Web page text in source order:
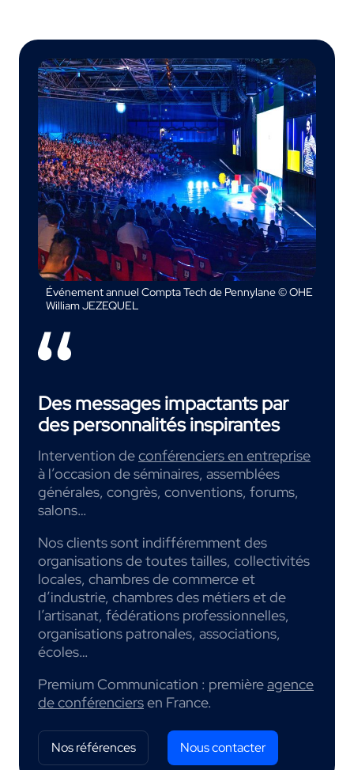
Événement annuel Compta Tech de Pennylane © OHE
William JEZEQUEL
Des messages impactants par
des personnalités inspirantes
Intervention deconférenciers en entreprise
à l’occasion de séminaires, assemblées
générales, congrès, conventions, forums,
salons…
Nos clients sont indifféremment des
organisations de toutes tailles, collectivités
locales, chambres de commerce et
d’industrie, chambres des métiers et de
l’artisanat, fédérations professionnelles,
organisations patronales, associations,
écoles…
Premium Communication : premièreagence
de conférenciersen France.
Nos références Nous contacter